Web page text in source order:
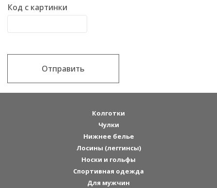
Код с картинки
Отправить
Колготки
Чулки
Нижнее белье
Лосины (леггинсы)
Носки и гольфы
Спортивная одежда
Для мужчин